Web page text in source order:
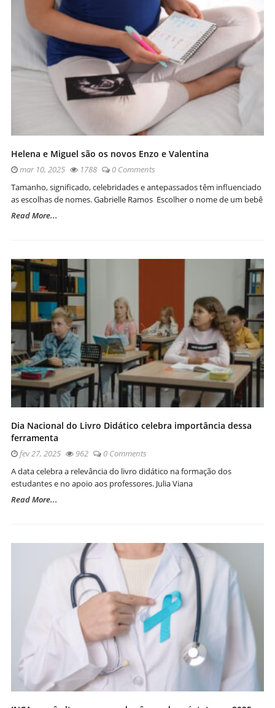
Helena e Miguel são os novos Enzo e Valentina
mar 10, 2025 1788
0 Comments
Tamanho, significado, celebridades e antepassados têm influenciado
as escolhas de nomes. Gabrielle Ramos Escolher o nome de um bebê
Read More...
Dia Nacional do Livro Didático celebra importância dessa
ferramenta
fev 27, 2025 962
0 Comments
A data celebra a relevância do livro didático na formação dos
estudantes e no apoio aos professores. Julia Viana
Read More...